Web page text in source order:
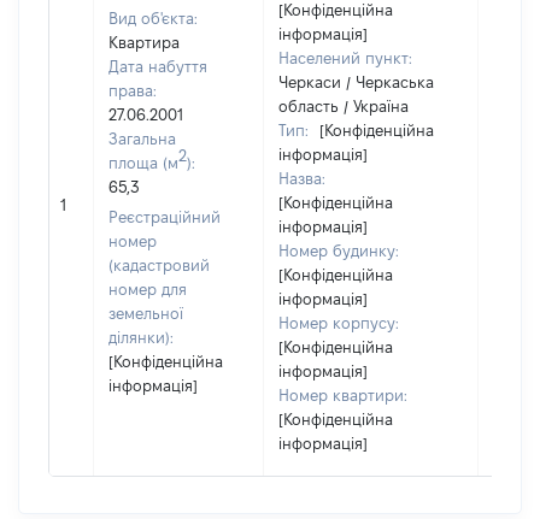
1
Вид об'єкта:
Квартира
Дата набуття
права:
27.06.2001
Загальна
площа (м2):
65,3
Реєстраційний
номер
(кадастровий
номер для
земельної
ділянки):
[Конфіденційна
інформація]
[Конфіденційна
інформація]
Населений пункт:
Черкаси / Черкаська
область / Україна
Тип:
[Конфіденційна
інформація]
Назва:
[Конфіденційна
інформація]
Номер будинку:
[Конфіденційна
інформація]
Номер корпусу:
[Конфіденційна
інформація]
Номер квартири:
[Конфіденційна
інформація]